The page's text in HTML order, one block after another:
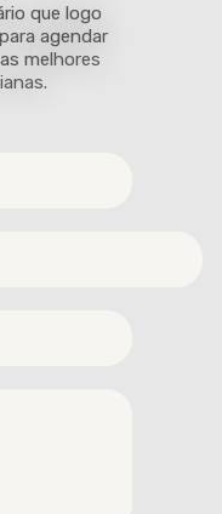
que logo
agendar
melhores